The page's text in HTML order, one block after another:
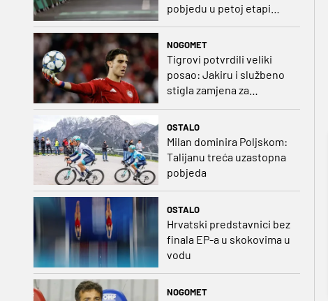
pobjedu u petoj etapi
NOGOMET
Tigrovi potvrdili veliki
posao: Jakiru i službeno
stigla zamjena za
OSTALO
Milan dominira Poljskom:
Talijanu treća uzastopna
pobjeda
OSTALO
Hrvatski predstavnici bez
finala EP-a u skokovima u
vodu
NOGOMET